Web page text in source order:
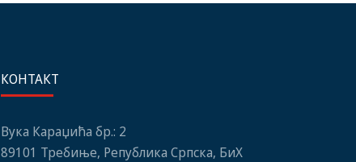
КОНТАКТ
Вука Караџића бр.: 2
89101 Требиње, Република Српска, БиХ